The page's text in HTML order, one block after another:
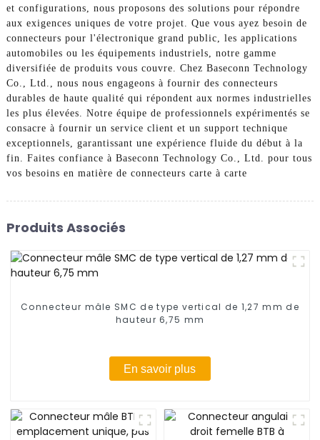
et configurations, nous proposons des solutions pour répondre
aux exigences uniques de votre projet. Que vous ayez besoin de
connecteurs pour l'électronique grand public, les applications
automobiles ou les équipements industriels, notre gamme
diversifiée de produits vous couvre. Chez Baseconn Technology
Co., Ltd., nous nous engageons à fournir des connecteurs
durables de haute qualité qui répondent aux normes industrielles
les plus élevées. Notre équipe de professionnels expérimentés se
consacre à fournir un service client et un support technique
exceptionnels, garantissant une expérience fluide du début à la
fin. Faites confiance à Baseconn Technology Co., Ltd. pour tous
vos besoins en matière de connecteurs carte à carte
Produits Associés
Connecteur mâle SMC de type vertical de 1,27 mm de
hauteur 6,75 mm
En savoir plus